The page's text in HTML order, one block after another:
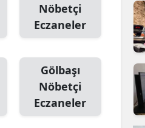
Nöbetçi
Eczaneler
Gölbaşı
Nöbetçi
Eczaneler